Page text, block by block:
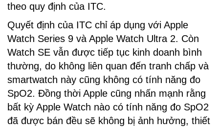
theo quy định của ITC.
Quyết định của ITC chỉ áp dụng với Apple
Watch Series 9 và Apple Watch Ultra 2. Còn
Watch SE vẫn được tiếp tục kinh doanh bình
thường, do không liên quan đến tranh chấp và
smartwatch này cũng không có tính năng đo
SpO2. Đồng thời Apple cũng nhấn mạnh rằng
bất kỳ Apple Watch nào có tính năng đo SpO2
đã được bán đều sẽ không bị ảnh hưởng, thiết